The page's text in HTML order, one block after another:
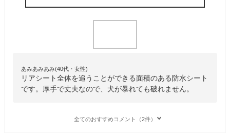
あみあみあみ(40代・女性)
リアシート全体を追うことができる面積のある防水シート
です。厚手で丈夫なので、犬が暴れても破れません。
全てのおすすめコメント（2件）